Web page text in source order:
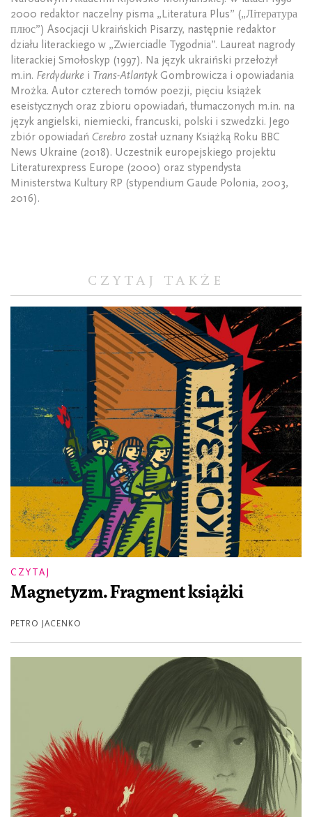
2000 redaktor naczelny pisma „Literatura Plus” („Література
плюс”) Asocjacji Ukraińskich Pisarzy, następnie redaktor
działu literackiego w „Zwierciadle Tygodnia”. Laureat nagrody
literackiej Smołoskyp (1997). Na język ukraiński przełożył
m.in. Ferdydurke i Trans-Atlantyk Gombrowicza i opowiadania
Mrożka. Autor czterech tomów poezji, pięciu książek
eseistycznych oraz zbioru opowiadań, tłumaczonych m.in. na
język angielski, niemiecki, francuski, polski i szwedzki. Jego
zbiór opowiadań Cerebro został uznany Książką Roku BBC
News Ukraine (2018). Uczestnik europejskiego projektu
Literaturexpress Europe (2000) oraz stypendysta
Ministerstwa Kultury RP (stypendium Gaude Polonia, 2003,
2016).
CZYTAJ TAKŻE
CZYTAJ
Magnetyzm. Fragment książki
PETRO JACENKO